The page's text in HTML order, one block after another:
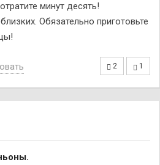
минут десять!
Обязательно приготовьте
2 1